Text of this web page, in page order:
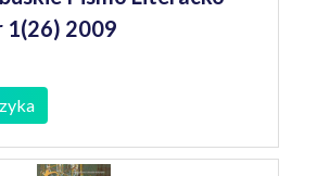
1(26) 2009